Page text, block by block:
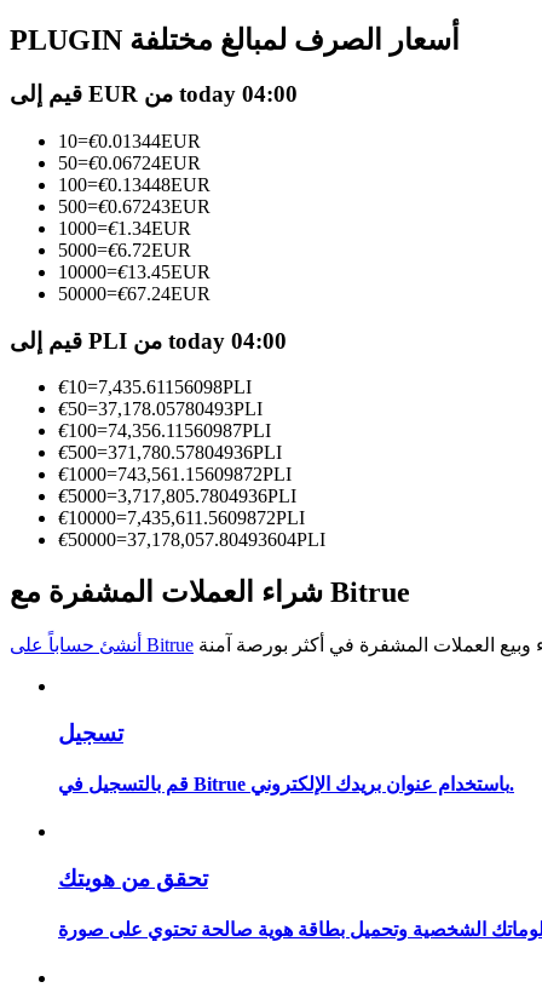
العقود الآجلة USDC
العقود الآجلة باستخدام USDC كضمان
انضم إلى أفضل المتداولين
كن متداول نسخ
استمتع بتقاسم الأرباح وعمولات نسخ التداول
معلومة
PLUGIN أسعار الصرف لمبالغ مختلفة
قيم إلى EUR من today 04:00
10=€0.01344EUR
50=€0.06724EUR
100=€0.13448EUR
500=€0.67243EUR
1000=€1.34EUR
5000=€6.72EUR
10000=€13.45EUR
50000=€67.24EUR
قيم إلى PLI من today 04:00
€10=7,435.61156098PLI
€50=37,178.05780493PLI
€100=74,356.11560987PLI
€500=371,780.57804936PLI
€1000=743,561.15609872PLI
€5000=3,717,805.7804936PLI
€10000=7,435,611.5609872PLI
€50000=37,178,057.80493604PLI
شراء العملات المشفرة مع Bitrue
أنشئ حساباً على Bitrue
تسجيل
قم بالتسجيل في Bitrue باستخدام عنوان بريدك الإلكتروني.
تحقق من هويتك